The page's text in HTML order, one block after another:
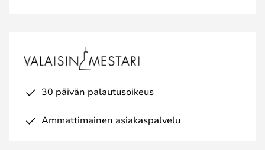
30 päivän palautusoikeus
Ammattimainen asiakaspalvelu